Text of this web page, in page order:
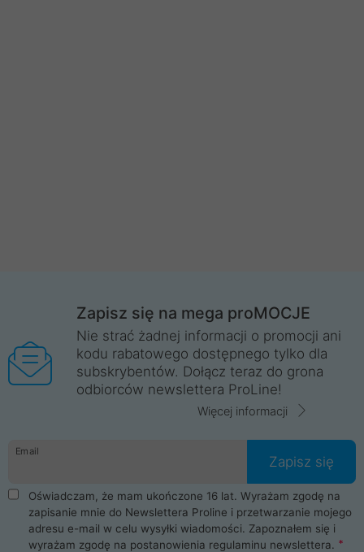
Zapisz się na mega proMOCJE
Nie strać żadnej informacji o promocji ani
kodu rabatowego dostępnego tylko dla
subskrybentów. Dołącz teraz do grona
odbiorców newslettera ProLine!
Więcej informacji
Email
Zapisz się
Oświadczam, że mam ukończone 16 lat. Wyrażam zgodę na
zapisanie mnie do Newslettera Proline i przetwarzanie mojego
adresu e-mail w celu wysyłki wiadomości. Zapoznałem się i
wyrażam zgodę na postanowienia regulaminu newslettera.